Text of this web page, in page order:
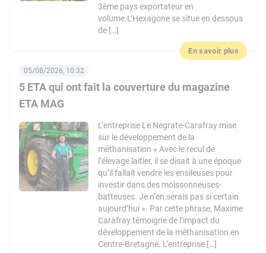
3ème pays exportateur en
volume.L’Hexagone se situe en dessous
de […]
En savoir plus
5 ETA qui ont fait la couverture du magazine
ETA MAG
05/08/2026, 10:32
L’entreprise Le Negrate-Carafray mise
sur le développement de la
méthanisation « Avec le recul de
l’élevage laitier, il se disait à une époque
qu’il fallait vendre les ensileuses pour
investir dans des moissonneuses-
batteuses. Je n’en serais pas si certain
aujourd’hui ». Par cette phrase, Maxime
Carafray témoigne de l’impact du
développement de la méthanisation en
Centre-Bretagne. L’entreprise […]